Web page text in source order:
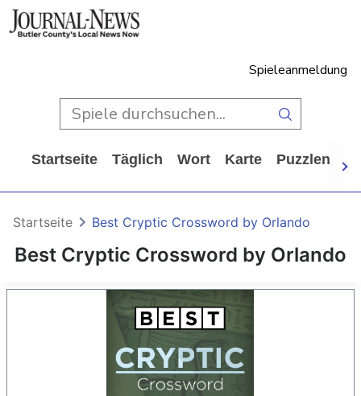
Spieleanmeldung
Startseite Täglich Wort Karte Puzzlen
Best Cryptic Crossword by Orlando
Startseite Best Cryptic Crossword by Orlando